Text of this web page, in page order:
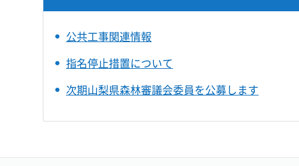
公共工事関連情報
指名停止措置について
次期山梨県森林審議会委員を公募します